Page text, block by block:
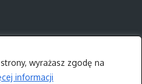
wyrażasz zgodę na
informacji